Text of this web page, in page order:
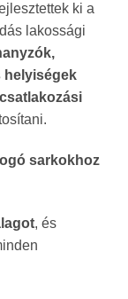
ki a
lakossági
helyiségek
csatlakozási
sarkokhoz
, és